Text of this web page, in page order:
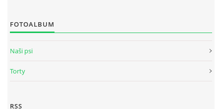
FOTOALBUM
Naši psi
Torty
RSS